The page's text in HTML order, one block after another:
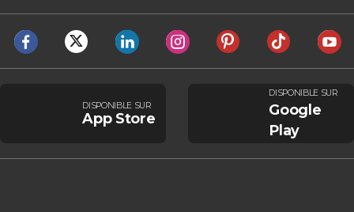
DISPONIBLE SUR
App Store
DISPONIBLE SUR
Google
Play